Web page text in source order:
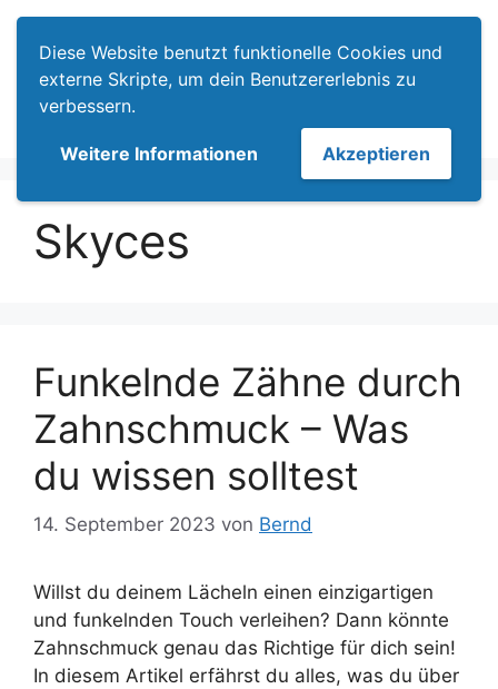
Diese Website benutzt funktionelle Cookies und
externe Skripte, um dein Benutzererlebnis zu
verbessern.
Weitere Informationen Akzeptieren
Zum
Inhalt
springen
Skyces
Funkelnde Zähne durch
Zahnschmuck – Was
du wissen solltest
14. September 2023 von Bernd
Willst du deinem Lächeln einen einzigartigen
und funkelnden Touch verleihen? Dann könnte
Zahnschmuck genau das Richtige für dich sein!
In diesem Artikel erfährst du alles, was du über